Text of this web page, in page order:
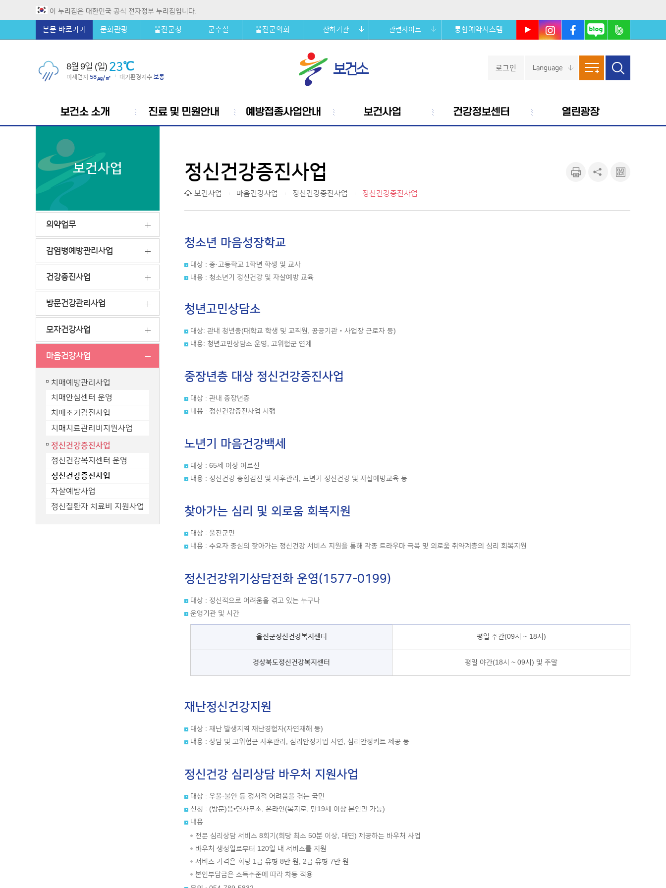
이 누리집은 대한민국 공식 전자정부 누리집입니다.
본문 바로가기 문화관광 울진군청 군수실 울진군의회 산하기관 관련사이트
통합예약시스템
페이스
북
블로그 밴드
보건소
8월 9일 (일) 23℃
미세먼지 58㎍/㎥ 대기환경지수 보통
로그인 Language
보건소 소개 진료 및 민원안내 예방접종사업안내 보건사업 건강정보센터 열린광장
보건사업
의약업무
감염병예방관리사업
건강증진사업
방문건강관리사업
모자건강사업
마음건강사업
치매예방관리사업
치매안심센터 운영
치매조기검진사업
치매치료관리비지원사업
정신건강증진사업
정신건강복지센터 운영
정신건강증진사업
자살예방사업
정신질환자 치료비 지원사업
정신건강증진사업
보건사업 마음건강사업 정신건강증진사업 정신건강증진사업
청소년 마음성장학교
대상 : 중·고등학교 1학년 학생 및 교사
내용 : 청소년기 정신건강 및 자살예방 교육
청년고민상담소
대상: 관내 청년층(대학교 학생 및 교직원, 공공기관‧사업장 근로자 등)
내용: 청년고민상담소 운영, 고위험군 연계
중장년층 대상 정신건강증진사업
대상 : 관내 중장년층
내용 : 정신건강증진사업 시행
노년기 마음건강백세
대상 : 65세 이상 어르신
내용 : 정신건강 종합검진 및 사후관리, 노년기 정신건강 및 자살예방교육 등
찾아가는 심리 및 외로움 회복지원
대상 : 울진군민
내용 : 수요자 중심의 찾아가는 정신건강 서비스 지원을 통해 각종 트라우마 극복 및 외로움 취약계층의 심리 회복지원
정신건강위기상담전화 운영(1577-0199)
대상 : 정신적으로 어려움을 겪고 있는 누구나
운영기관 및 시간
울진군정신건강복지센터 평일 주간(09시 ~ 18시)
경상북도정신건강복지센터 평일 야간(18시 ~ 09시) 및 주말
재난정신건강지원
대상 : 재난 발생지역 재난경험자(자연재해 등)
내용 : 상담 및 고위험군 사후관리, 심리안정기법 시연, 심리안정키트 제공 등
정신건강 심리상담 바우처 지원사업
대상 : 우울·불안 등 정서적 어려움을 겪는 국민
신청 : (방문)읍•면사무소, 온라인(복지로, 만19세 이상 본인만 가능)
내용
전문 심리상담 서비스 8회기(회당 최소 50분 이상, 대면) 제공하는 바우처 사업
바우처 생성일로부터 120일 내 서비스를 지원
서비스 가격은 회당 1급 유형 8만 원, 2급 유형 7만 원
본인부담금은 소득수준에 따라 차등 적용